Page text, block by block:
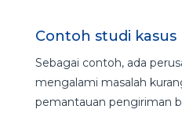
Contoh studi kasus
Sebagai contoh, ada
mengalami masalah
pemantauan pengiriman